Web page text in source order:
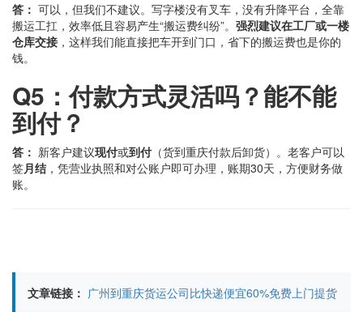
答： 可以，但我们不建议。写字楼没有叉车，没有升降平台，全靠
搬运工扛，效率低且容易产生“搬运费纠纷”。 强烈建议在工厂或一楼
仓库交接 ，这样我们能直接把车开到门口，省下的搬运费也是你的
钱。
Q5：付款方式灵活吗？能不能
到付？
答： 新客户建议现付或到付 （货到重庆付款后卸货）。老客户可以
签月结 ，凭营业执照和对公账户即可办理，账期30天，方便财务做
账。
文章链接： 广州到重庆货运公司比快递便宜60%免费上门提货